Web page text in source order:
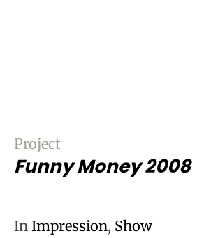
Project
Funny Money 2008
In Impression, Show